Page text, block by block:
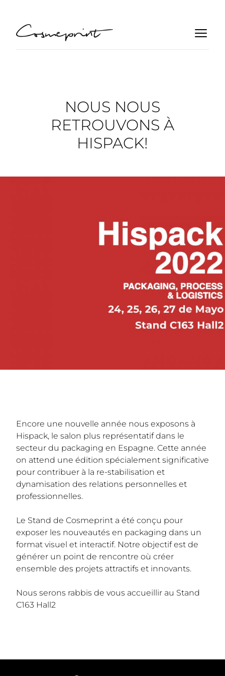
NOUS NOUS
RETROUVONS À
HISPACK!
Encore une nouvelle année nous exposons à
Hispack, le salon plus représentatif dans le
secteur du packaging en Espagne. Cette année
on attend une édition spécialement significative
pour contribuer à la re-stabilisation et
dynamisation des relations personnelles et
professionnelles.
Le Stand de Cosmeprint a été conçu pour
exposer les nouveautés en packaging dans un
format visuel et interactif. Notre objectif est de
générer un point de rencontre où créer
ensemble des projets attractifs et innovants.
Nous serons rabbis de vous accueillir au Stand
C163 Hall2